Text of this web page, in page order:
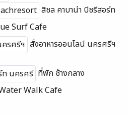
สิชล คาบาน่า บีชรีสอร์ท
Surf Cafe
สั่งอาหารออนไลน์ นครศรีฯ
ที่พัก ช้างกลาง
Walk Cafe